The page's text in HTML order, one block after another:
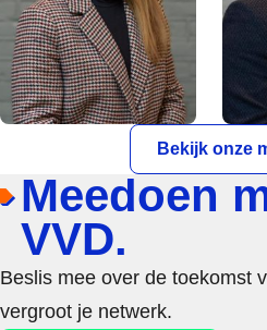
Bekijk onze
Meedoen
VVD.
Beslis mee over de toekomst
vergroot je netwerk.